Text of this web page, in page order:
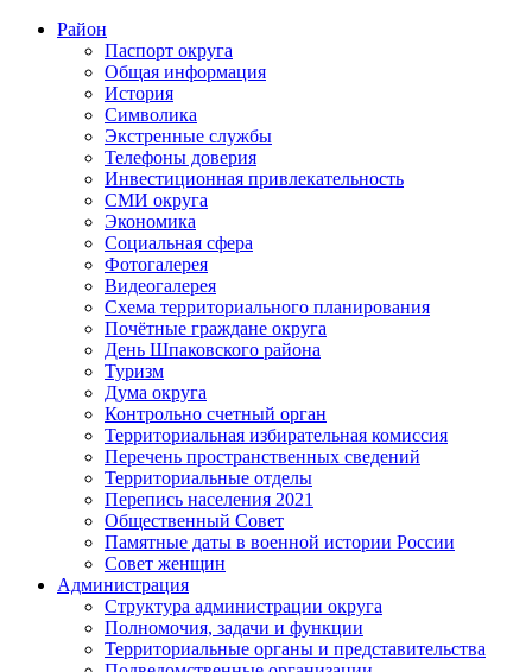
Район
Паспорт округа
Общая информация
История
Символика
Экстренные службы
Телефоны доверия
Инвестиционная привлекательность
СМИ округа
Экономика
Социальная сфера
Фотогалерея
Видеогалерея
Схема территориального планирования
Почётные граждане округа
День Шпаковского района
Туризм
Дума округа
Контрольно счетный орган
Территориальная избирательная комиссия
Перечень пространственных сведений
Территориальные отделы
Перепись населения 2021
Общественный Совет
Памятные даты в военной истории России
Совет женщин
Администрация
Структура администрации округа
Полномочия, задачи и функции
Территориальные органы и представительства